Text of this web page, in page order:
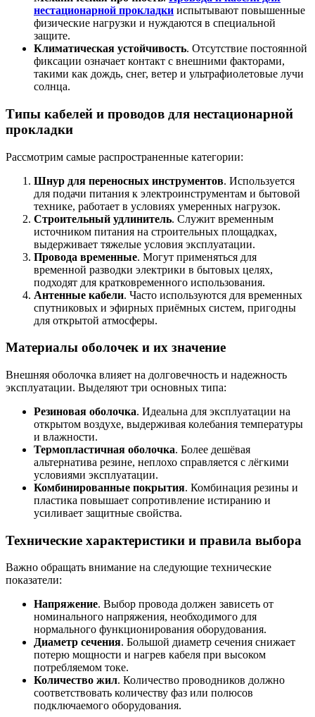
нестационарной прокладки испытывают повышенные
физические нагрузки и нуждаются в специальной
защите.
Климатическая устойчивость. Отсутствие постоянной
фиксации означает контакт с внешними факторами,
такими как дождь, снег, ветер и ультрафиолетовые лучи
солнца.
Типы кабелей и проводов для нестационарной
прокладки
Рассмотрим самые распространенные категории:
Шнур для переносных инструментов. Используется
для подачи питания к электроинструментам и бытовой
технике, работает в условиях умеренных нагрузок.
Строительный удлинитель. Служит временным
источником питания на строительных площадках,
выдерживает тяжелые условия эксплуатации.
Провода временные. Могут применяться для
временной разводки электрики в бытовых целях,
подходят для кратковременного использования.
Антенные кабели. Часто используются для временных
спутниковых и эфирных приёмных систем, пригодны
для открытой атмосферы.
Материалы оболочек и их значение
Внешняя оболочка влияет на долговечность и надежность
эксплуатации. Выделяют три основных типа:
Резиновая оболочка. Идеальна для эксплуатации на
открытом воздухе, выдерживая колебания температуры
и влажности.
Термопластичная оболочка. Более дешёвая
альтернатива резине, неплохо справляется с лёгкими
условиями эксплуатации.
Комбинированные покрытия. Комбинация резины и
пластика повышает сопротивление истиранию и
усиливает защитные свойства.
Технические характеристики и правила выбора
Важно обращать внимание на следующие технические
показатели:
Напряжение. Выбор провода должен зависеть от
номинального напряжения, необходимого для
нормального функционирования оборудования.
Диаметр сечения. Большой диаметр сечения снижает
потерю мощности и нагрев кабеля при высоком
потребляемом токе.
Количество жил. Количество проводников должно
соответствовать количеству фаз или полюсов
подключаемого оборудования.